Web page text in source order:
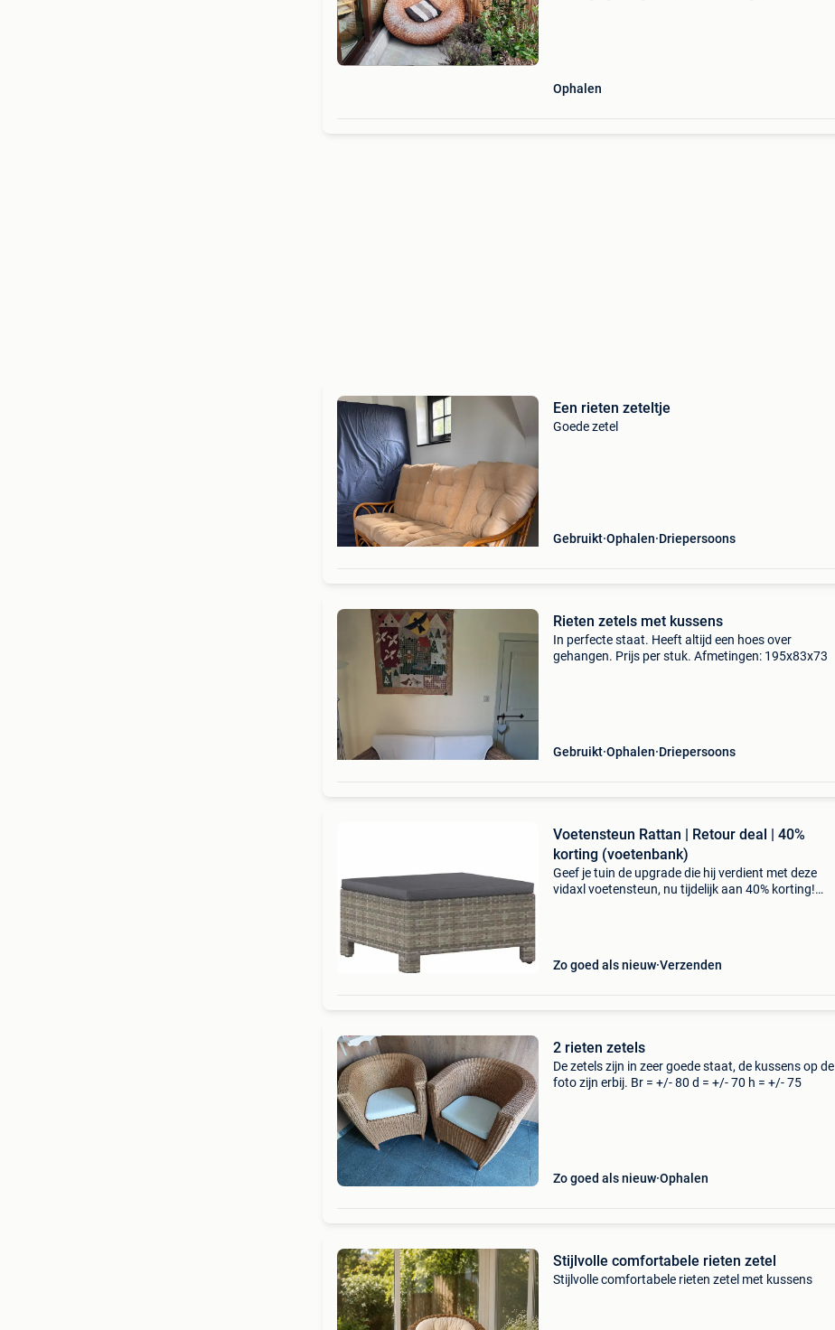
Ophalen
Een rieten zeteltje
Goede zetel
Gebruikt Ophalen Driepersoons
Rieten zetels met kussens
In perfecte staat. Heeft altijd een hoes over
gehangen. Prijs per stuk. Afmetingen: 195x83x73
Gebruikt Ophalen Driepersoons
Voetensteun Rattan | Retour deal | 40%
korting (voetenbank)
Geef je tuin de upgrade die hij verdient met deze
vidaxl voetensteun, nu tijdelijk aan 40% korting!
Zo goed als nieuw Verzenden
2 rieten zetels
De zetels zijn in zeer goede staat, de kussens op de
foto zijn erbij. Br = +/- 80 d = +/- 70 h = +/- 75
Zo goed als nieuw Ophalen
Stijlvolle comfortabele rieten zetel
Stijlvolle comfortabele rieten zetel met kussens